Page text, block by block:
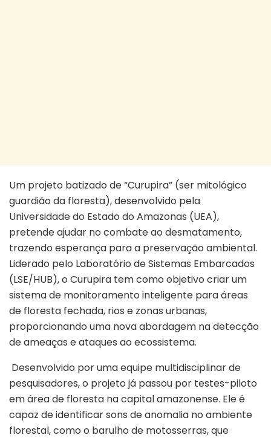
Um projeto batizado de “Curupira” (ser mitológico
guardião da floresta), desenvolvido pela
Universidade do Estado do Amazonas (UEA),
pretende ajudar no combate ao desmatamento,
trazendo esperança para a preservação ambiental.
Liderado pelo Laboratório de Sistemas Embarcados
(LSE/HUB), o Curupira tem como objetivo criar um
sistema de monitoramento inteligente para áreas
de floresta fechada, rios e zonas urbanas,
proporcionando uma nova abordagem na detecção
de ameaças e ataques ao ecossistema.
Desenvolvido por uma equipe multidisciplinar de
pesquisadores, o projeto já passou por testes-piloto
em área de floresta na capital amazonense. Ele é
capaz de identificar sons de anomalia no ambiente
florestal, como o barulho de motosserras, que